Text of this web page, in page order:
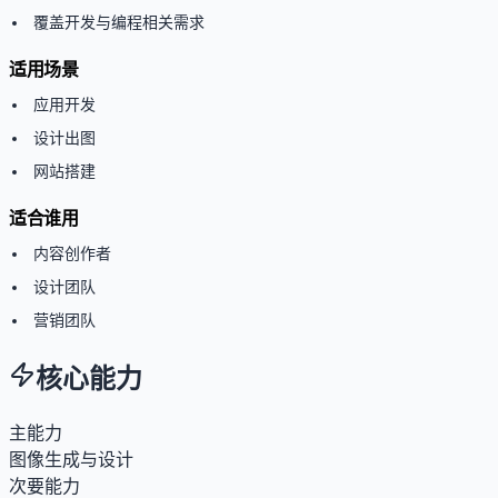
覆盖开发与编程相关需求
适用场景
应用开发
设计出图
网站搭建
适合谁用
内容创作者
设计团队
营销团队
核心能力
主能力
图像生成与设计
次要能力